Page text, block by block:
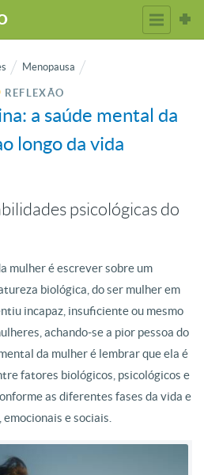
Menopausa
REFLEXÃO
a saúde mental da
longo da vida
psicológicas do
mulher é escrever sobre um
biológica, do ser mulher em
incapaz, insuficiente ou mesmo
achando-se a pior pessoa do
da mulher é lembrar que ela é
fatores biológicos, psicológicos e
as diferentes fases da vida e
e sociais.